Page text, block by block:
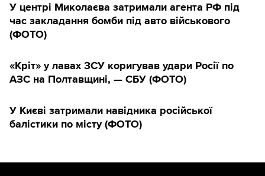
У центрі Миколаєва затримали агента РФ під
час закладання бомби під авто військового
(ФОТО)
«Кріт» у лавах ЗСУ коригував удари Росії по
АЗС на Полтавщині, — СБУ (ФОТО)
У Києві затримали навідника російської
балістики по місту (ФОТО)